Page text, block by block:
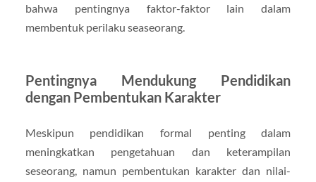
bahwa pentingnya faktor-faktor lain dalam
membentuk perilaku seaseorang.
Pentingnya Mendukung Pendidikan
dengan Pembentukan Karakter
Meskipun pendidikan formal penting dalam
meningkatkan pengetahuan dan keterampilan
seseorang, namun pembentukan karakter dan nilai-